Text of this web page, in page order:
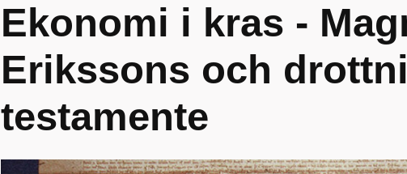
Ekonomi i kras -
Erikssons och
testamente